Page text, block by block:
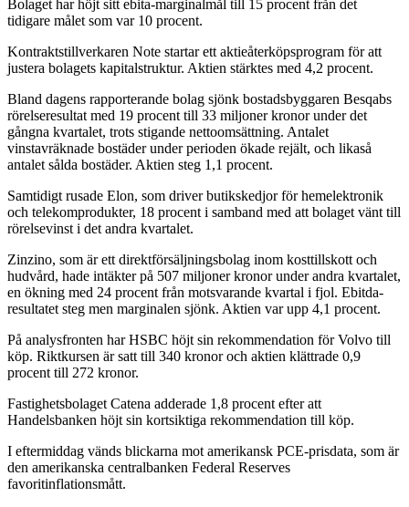
Bolaget har höjt sitt ebita-marginalmål till 15 procent från det
tidigare målet som var 10 procent.
Kontraktstillverkaren Note startar ett aktieåterköpsprogram för att
justera bolagets kapitalstruktur. Aktien stärktes med 4,2 procent.
Bland dagens rapporterande bolag sjönk bostadsbyggaren Besqabs
rörelseresultat med 19 procent till 33 miljoner kronor under det
gångna kvartalet, trots stigande nettoomsättning. Antalet
vinstavräknade bostäder under perioden ökade rejält, och likaså
antalet sålda bostäder. Aktien steg 1,1 procent.
Samtidigt rusade Elon, som driver butikskedjor för hemelektronik
och telekomprodukter, 18 procent i samband med att bolaget vänt till
rörelsevinst i det andra kvartalet.
Zinzino, som är ett direktförsäljningsbolag inom kosttillskott och
hudvård, hade intäkter på 507 miljoner kronor under andra kvartalet,
en ökning med 24 procent från motsvarande kvartal i fjol. Ebitda-
resultatet steg men marginalen sjönk. Aktien var upp 4,1 procent.
På analysfronten har HSBC höjt sin rekommendation för Volvo till
köp. Riktkursen är satt till 340 kronor och aktien klättrade 0,9
procent till 272 kronor.
Fastighetsbolaget Catena adderade 1,8 procent efter att
Handelsbanken höjt sin kortsiktiga rekommendation till köp.
I eftermiddag vänds blickarna mot amerikansk PCE-prisdata, som är
den amerikanska centralbanken Federal Reserves
favoritinflationsmått.